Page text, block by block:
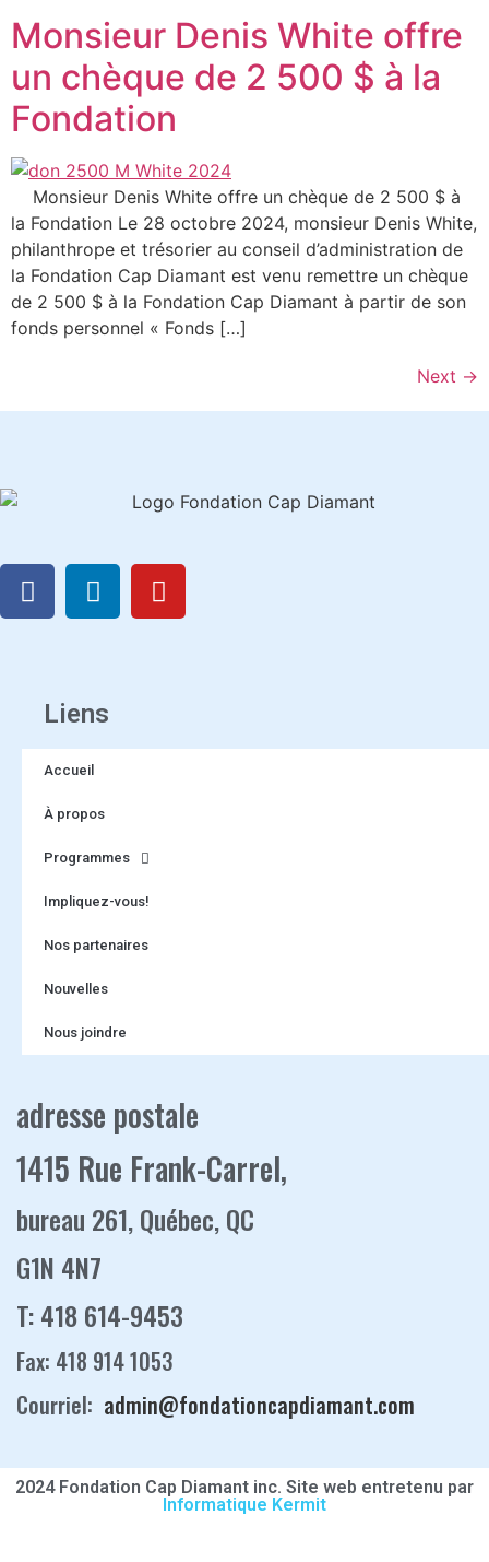
Monsieur Denis White offre
un chèque de 2 500 $ à la
Fondation
Monsieur Denis White offre un chèque de 2 500 $ à
la Fondation Le 28 octobre 2024, monsieur Denis White,
philanthrope et trésorier au conseil d’administration de
la Fondation Cap Diamant est venu remettre un chèque
de 2 500 $ à la Fondation Cap Diamant à partir de son
fonds personnel « Fonds […]
Next →
Liens
Accueil
À propos
Programmes
Impliquez-vous!
Nos partenaires
Nouvelles
Nous joindre
adresse postale
1415 Rue Frank-Carrel,
bureau 261, Québec, QC
G1N 4N7
T: 418 614-9453
Fax: 418 914 1053
Courriel: admin@fondationcapdiamant.com
2024 Fondation Cap Diamant inc. Site web entretenu par
Informatique Kermit